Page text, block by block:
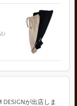
)
DESIGNが出店しま